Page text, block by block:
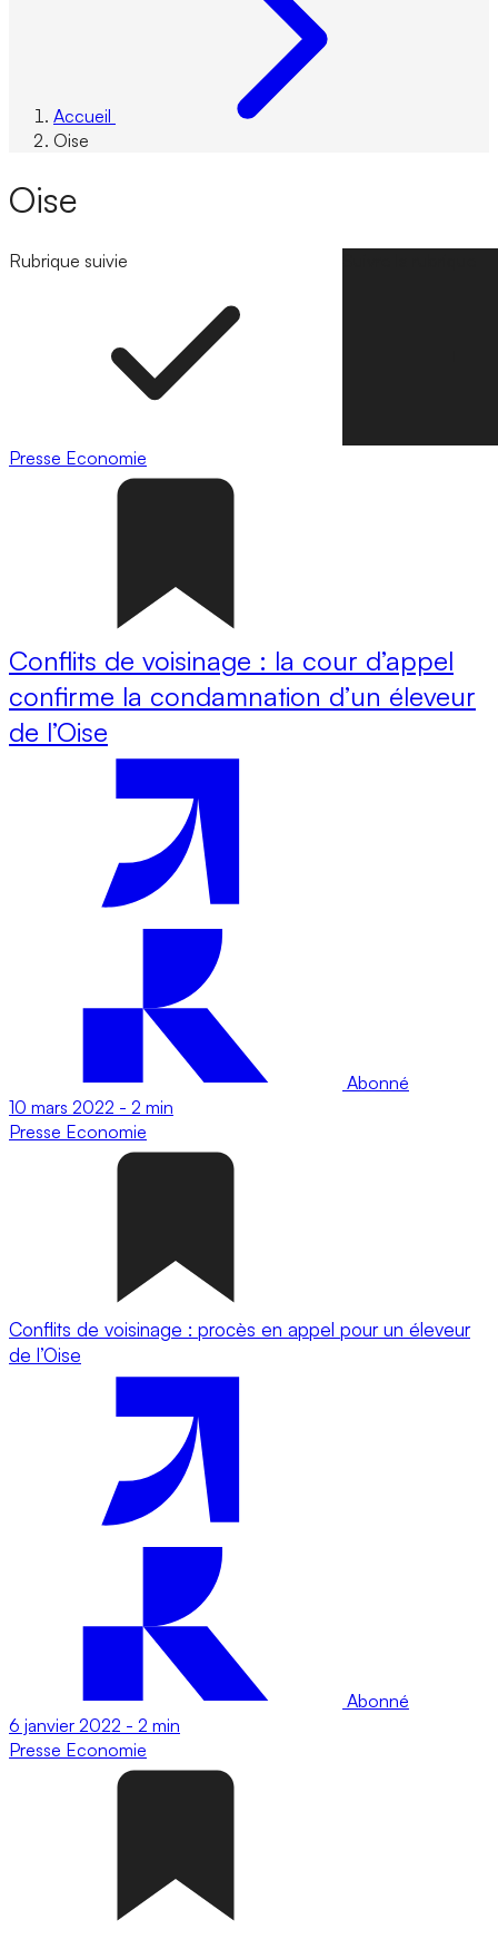
Accueil
Oise
Oise
Rubrique suivie
Presse Economie
Conflits de voisinage : la cour d’appel
confirme la condamnation d’un éleveur
de l’Oise
Abonné
10 mars 2022 - 2 min
Presse Economie
Conflits de voisinage : procès en appel pour un éleveur
de l’Oise
Abonné
6 janvier 2022 - 2 min
Presse Economie